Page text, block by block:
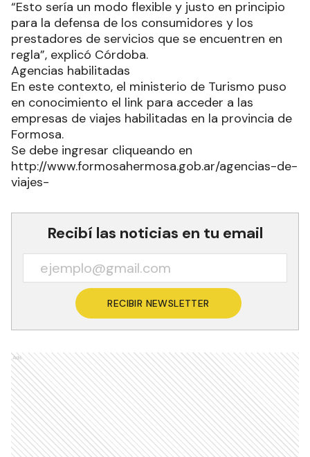
“Esto sería un modo flexible y justo en principio
para la defensa de los consumidores y los
prestadores de servicios que se encuentren en
regla”, explicó Córdoba.
Agencias habilitadas
En este contexto, el ministerio de Turismo puso
en conocimiento el link para acceder a las
empresas de viajes habilitadas en la provincia de
Formosa.
Se debe ingresar cliqueando en
http://www.formosahermosa.gob.ar/agencias-de-
viajes-
Recibí las noticias en tu email
RECIBIR NEWSLETTER
Ads